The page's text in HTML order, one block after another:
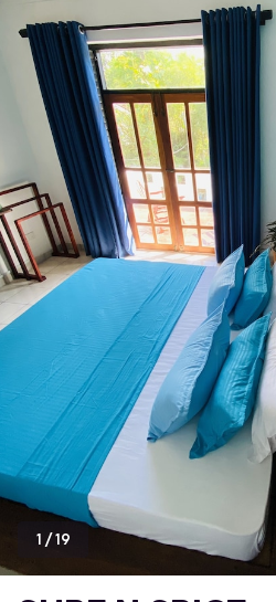
1 /19